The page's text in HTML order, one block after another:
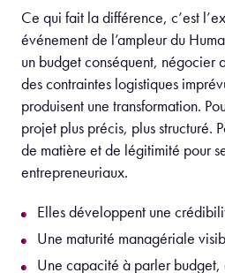
Ce qui fait la différence, c’est
événement de l’ampleur du
un budget conséquent, négocier
des contraintes logistiques
produisent une transformation.
projet plus précis, plus structuré.
de matière et de légitimité pour
entrepreneuriaux.
Elles développent une
Une maturité managériale
Une capacité à parler budget,